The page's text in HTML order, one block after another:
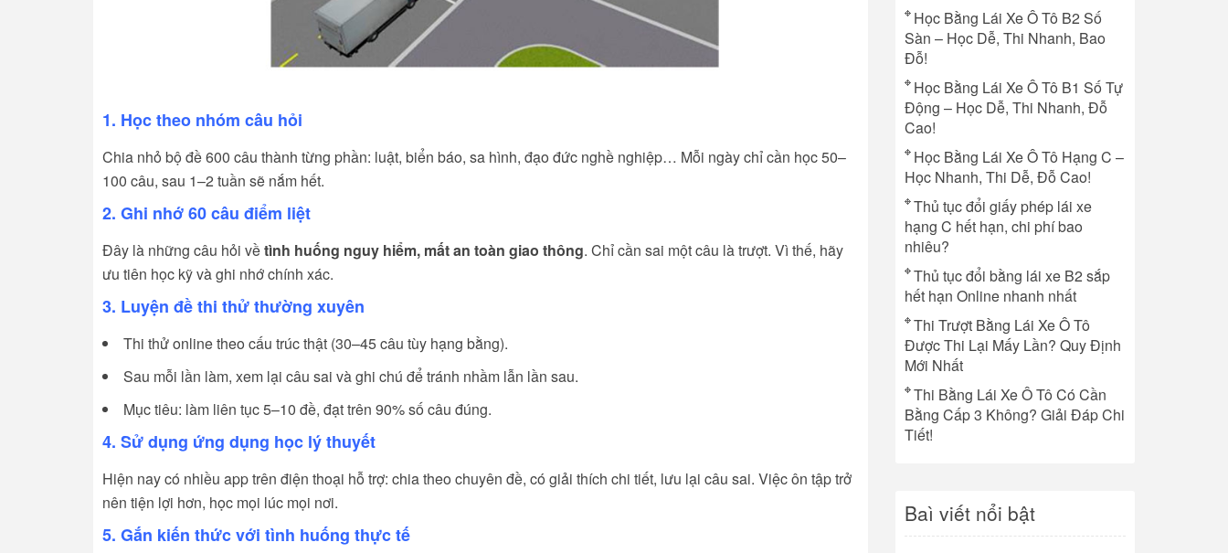
1. Học theo nhóm câu hỏi
Chia nhỏ bộ đề 600 câu thành từng phần: luật, biển báo, sa hình, đạo đức nghề nghiệp… Mỗi ngày chỉ cần học 50–
100 câu, sau 1–2 tuần sẽ nắm hết.
2. Ghi nhớ 60 câu điểm liệt
Đây là những câu hỏi vềtình huống nguy hiểm, mất an toàn giao thông. Chỉ cần sai một câu là trượt. Vì thế, hãy
ưu tiên học kỹ và ghi nhớ chính xác.
3. Luyện đề thi thử thường xuyên
Thi thử online theo cấu trúc thật (30–45 câu tùy hạng bằng).
Sau mỗi lần làm, xem lại câu sai và ghi chú để tránh nhầm lẫn lần sau.
Mục tiêu: làm liên tục 5–10 đề, đạt trên 90% số câu đúng.
4. Sử dụng ứng dụng học lý thuyết
Hiện nay có nhiều app trên điện thoại hỗ trợ: chia theo chuyên đề, có giải thích chi tiết, lưu lại câu sai. Việc ôn tập trở
nên tiện lợi hơn, học mọi lúc mọi nơi.
5. Gắn kiến thức với tình huống thực tế
Học Bằng Lái Xe Ô Tô B2 Số
Sàn – Học Dễ, Thi Nhanh, Bao
Đỗ!
Học Bằng Lái Xe Ô Tô B1 Số Tự
Động – Học Dễ, Thi Nhanh, Đỗ
Cao!
Học Bằng Lái Xe Ô Tô Hạng C –
Học Nhanh, Thi Dễ, Đỗ Cao!
Thủ tục đổi giấy phép lái xe
hạng C hết hạn, chi phí bao
nhiêu?
Thủ tục đổi bằng lái xe B2 sắp
hết hạn Online nhanh nhất
Thi Trượt Bằng Lái Xe Ô Tô
Được Thi Lại Mấy Lần? Quy Định
Mới Nhất
Thi Bằng Lái Xe Ô Tô Có Cần
Bằng Cấp 3 Không? Giải Đáp Chi
Tiết!
Baì viết nổi bật